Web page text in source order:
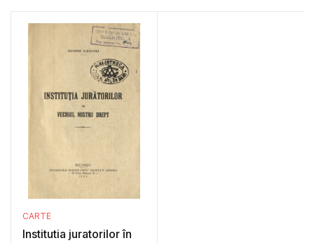
CARTE
Institutia juratorilor în